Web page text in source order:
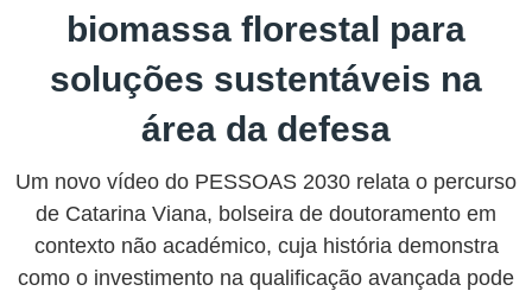
biomassa florestal para
soluções sustentáveis na
área da defesa
Um novo vídeo do PESSOAS 2030 relata o percurso
de Catarina Viana, bolseira de doutoramento em
contexto não académico, cuja história demonstra
como o investimento na qualificação avançada pode